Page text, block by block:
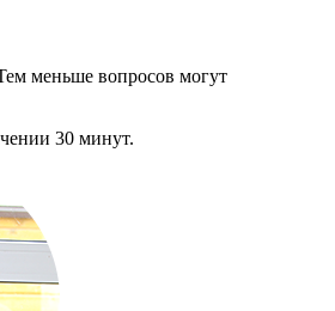
меньше вопросов могут
30 минут.